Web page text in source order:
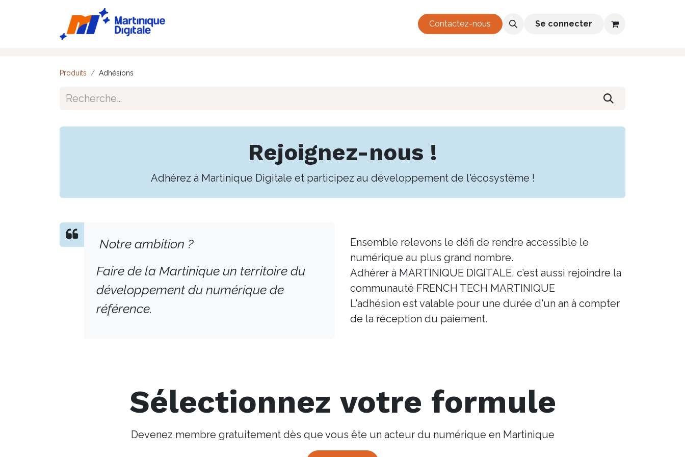
French Tech 2026-2028
Contactez-nous Se connecter
Produits Adhésions
Rejoignez-nous !
Adhérez à Martinique Digitale et participez au développement de l'écosystème !
Notre ambition ?
Faire de la Martinique un territoire du
développement du numérique de
référence.
Ensemble relevons le défi de rendre accessible le
numérique au plus grand nombre.
Adhérer à MARTINIQUE DIGITALE, c’est aussi rejoindre la
communauté FRENCH TECH MARTINIQUE
L'adhésion est valable pour une durée d'un an à compter
de la réception du paiement.
Sélectionnez votre formule
Devenez membre gratuitement dès que vous ête un acteur du numérique en Martinique